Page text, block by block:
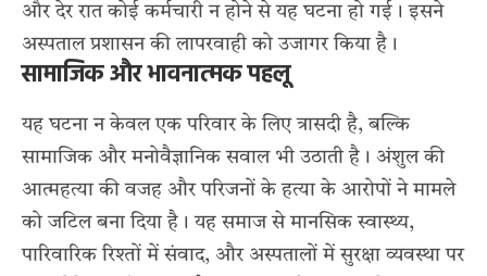
और देर रात कोई कर्मचारी न होने से यह घटना हो गई। इसने
अस्पताल प्रशासन की लापरवाही को उजागर किया है।
सामाजिक और भावनात्मक पहलू
यह घटना न केवल एक परिवार के लिए त्रासदी है, बल्कि
सामाजिक और मनोवैज्ञानिक सवाल भी उठाती है। अंशुल की
आत्महत्या की वजह और परिजनों के हत्या के आरोपों ने मामले
को जटिल बना दिया है। यह समाज से मानसिक स्वास्थ्य,
पारिवारिक रिश्तों में संवाद, और अस्पतालों में सुरक्षा व्यवस्था पर